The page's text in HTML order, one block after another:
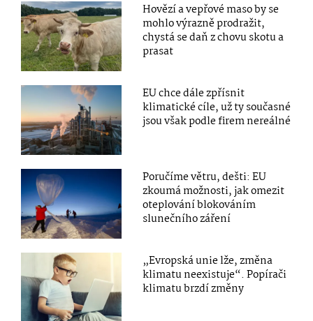
Hovězí a vepřové maso by se
mohlo výrazně prodražit,
chystá se daň z chovu skotu a
prasat
EU chce dále zpřísnit
klimatické cíle, už ty současné
jsou však podle firem nereálné
Poručíme větru, dešti: EU
zkoumá možnosti, jak omezit
oteplování blokováním
slunečního záření
„Evropská unie lže, změna
klimatu neexistuje“. Popírači
klimatu brzdí změny